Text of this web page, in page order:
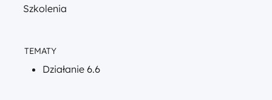
Szkolenia
TEMATY
Działanie 6.6